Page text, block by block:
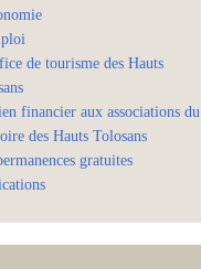
de tourisme des Hauts
financier aux associations du
des Hauts Tolosans
gratuites